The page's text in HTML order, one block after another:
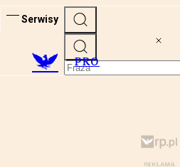
Serwisy
PRO